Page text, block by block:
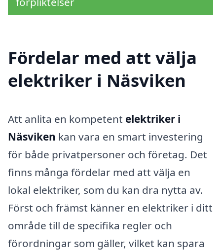
Fördelar med att välja
elektriker i Näsviken
Att anlita en kompetent elektriker i
Näsviken kan vara en smart investering
för både privatpersoner och företag. Det
finns många fördelar med att välja en
lokal elektriker, som du kan dra nytta av.
Först och främst känner en elektriker i ditt
område till de specifika regler och
förordningar som gäller, vilket kan spara